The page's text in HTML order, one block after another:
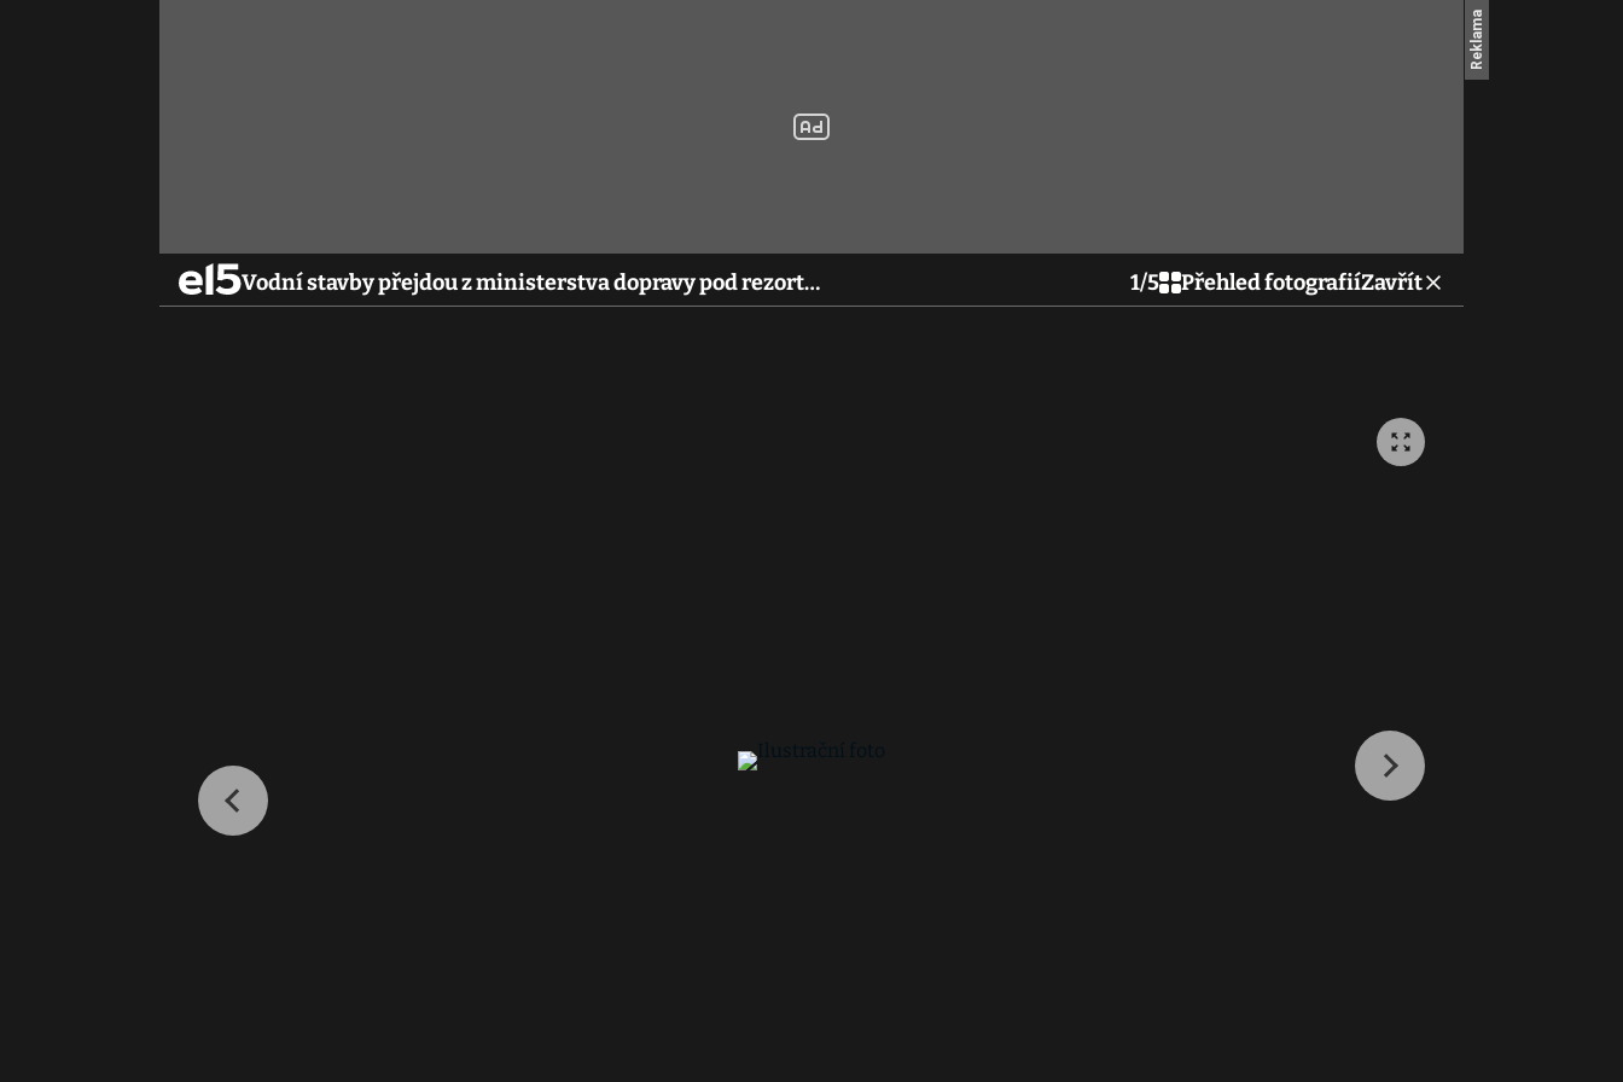
Vodní stavby přejdou z ministerstva dopravy pod rezort… 1/5 Přehled fotografiíZavřít